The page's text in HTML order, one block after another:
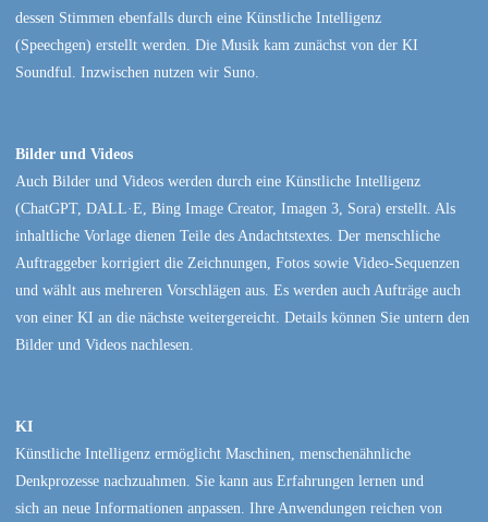
dessen Stimmen ebenfalls durch eine Künstliche Intelligenz
(Speechgen) erstellt werden. Die Musik kam zunächst von der KI
Soundful. Inzwischen nutzen wir Suno.
Bilder und Videos
Auch Bilder und Videos werden durch eine Künstliche Intelligenz
(ChatGPT, DALL·E, Bing Image Creator, Imagen 3, Sora) erstellt. Als
inhaltliche Vorlage dienen Teile des Andachtstextes. Der menschliche
Auftraggeber korrigiert die Zeichnungen, Fotos sowie Video-Sequenzen
und wählt aus mehreren Vorschlägen aus. Es werden auch Aufträge auch
von einer KI an die nächste weitergereicht. Details können Sie untern den
Bilder und Videos nachlesen.
KI
Künstliche Intelligenz ermöglicht Maschinen, menschenähnliche
Denkprozesse nachzuahmen. Sie kann aus Erfahrungen lernen und
sich an neue Informationen anpassen. Ihre Anwendungen reichen von